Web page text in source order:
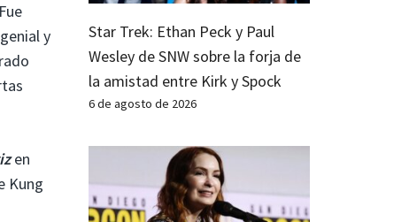
y
en
Kung
Star Trek: Ethan Peck y Paul
Wesley de SNW sobre la forja de
la amistad entre Kirk y Spock
6 de agosto de 2026